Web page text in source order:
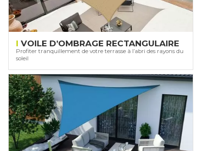
VOILE D’OMBRAGE RECTANGULAIRE
Profiter tranquillement de votre terrasse à l’abri des rayons du
soleil